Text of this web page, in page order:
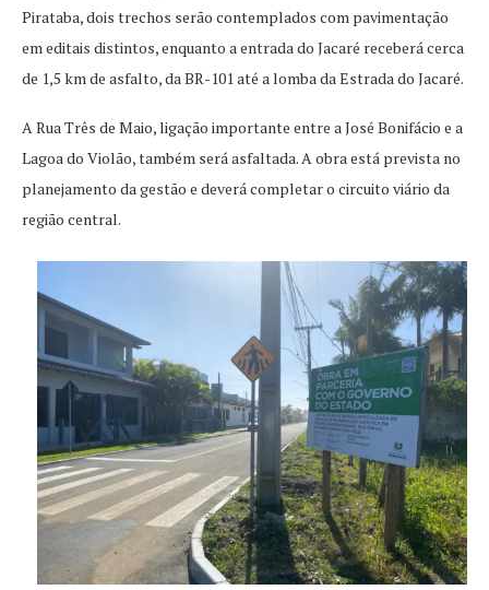
Pirataba, dois trechos serão contemplados com pavimentação
em editais distintos, enquanto a entrada do Jacaré receberá cerca
de 1,5 km de asfalto, da BR-101 até a lomba da Estrada do Jacaré.
A Rua Três de Maio, ligação importante entre a José Bonifácio e a
Lagoa do Violão, também será asfaltada. A obra está prevista no
planejamento da gestão e deverá completar o circuito viário da
região central.